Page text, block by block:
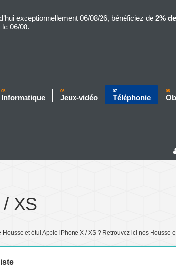
exceptionnellement 06/08/26, bénéficiez de 2%
le 06/08.
05
Informatique
06
Jeux-vidéo
07
Téléphonie
08
XS
et étui Apple iPhone X / XS ? Retrouvez ici nos Housse